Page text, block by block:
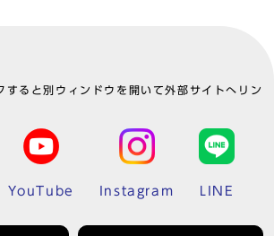
すると別ウィンドウを開いて外部サイトへリン
YouTube Instagram LINE